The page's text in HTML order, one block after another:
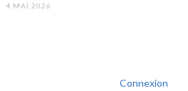
4 MAI 2026
Connexion